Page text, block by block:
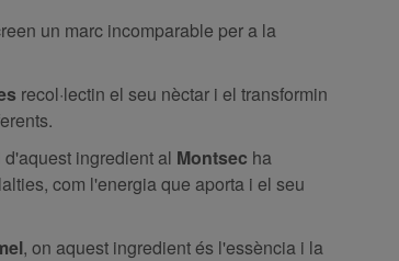
un marc incomparable per a la
recol·lectin el seu nèctar i el transformin
ingredient al Montsec ha
com l'energia que aporta i el seu
, on aquest ingredient és l'essència i la